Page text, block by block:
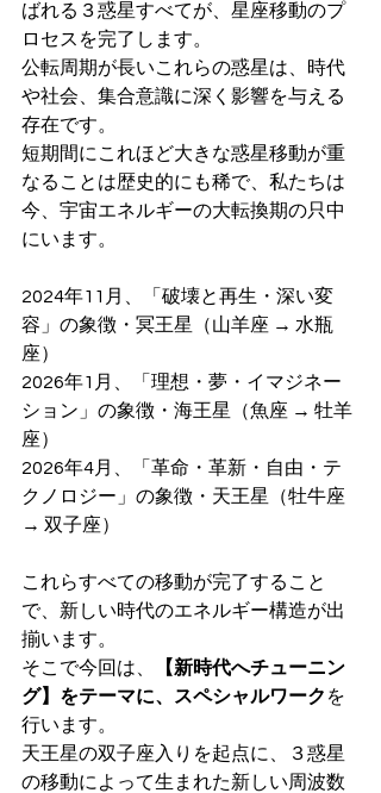
ばれる３惑星すべてが、星座移動のプ
ロセスを完了します。
公転周期が長いこれらの惑星は、時代
や社会、集合意識に深く影響を与える
存在です。
短期間にこれほど大きな惑星移動が重
なることは歴史的にも稀で、私たちは
今、宇宙エネルギーの大転換期の只中
にいます。
2024年11月、「破壊と再生・深い変
容」の象徴・冥王星（山羊座 → 水瓶
座）
2026年1月、「理想・夢・イマジネー
ション」の象徴・海王星（魚座 → 牡羊
座）
2026年4月、「革命・革新・自由・テ
クノロジー」の象徴・天王星（牡牛座
→ 双子座）
これらすべての移動が完了すること
で、新しい時代のエネルギー構造が出
揃います。
そこで今回は、
【新時代へチューニン
グ】をテーマに、スペシャルワーク を
行います。
天王星の双子座入りを起点に、３惑星
の移動によって生まれた新しい周波数